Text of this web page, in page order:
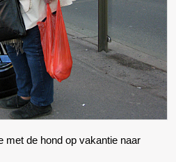
met de hond op vakantie naar